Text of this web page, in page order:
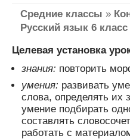
Средние классы »
Русский язык 6 класс
Целевая установка
знания: повторить
умения: развивать
слова, определять их
умение подбирать
составлять
работать с